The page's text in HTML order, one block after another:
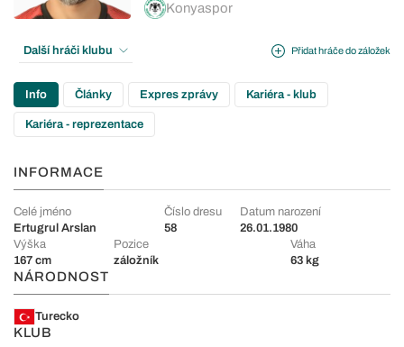
Konyaspor
Přidat hráče do záložek
Další hráči klubu
Info Články Expres zprávy Kariéra - klub
Kariéra - reprezentace
INFORMACE
Celé jméno
Ertugrul Arslan
Číslo dresu
58
Datum narození
26.01.1980
Výška
167 cm
Pozice
záložník
Váha
63 kg
NÁRODNOST
Turecko
KLUB